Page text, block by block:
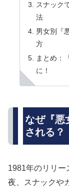
スナック
法
男女別『
方
まとめ：
に！
なぜ『悪
される？
1981年のリリー
夜、スナックや